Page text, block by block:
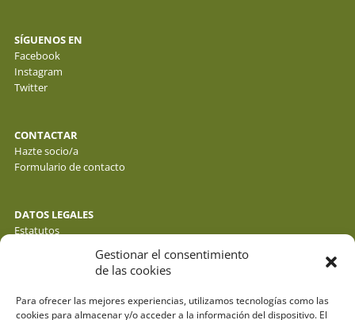
Gestionar el consentimiento
de las cookies
Para ofrecer las mejores experiencias, utilizamos tecnologías como las
cookies para almacenar y/o acceder a la información del dispositivo. El
SÍGUENOS EN
Facebook
Instagram
Twitter
CONTACTAR
Hazte socio/a
Formulario de contacto
DATOS LEGALES
Estatutos
Política de cookies